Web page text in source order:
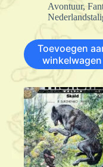
Avontuur,
Toevoegen
winkelwagen